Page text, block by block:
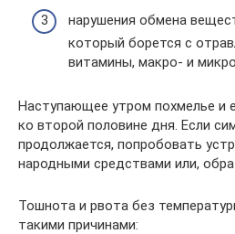
нарушения обмена
который борется с
витамины, макро- и
Наступающее утром похмелье и
ко второй половине дня. Если
продолжается, попробовать
народными средствами или,
Тошнота и рвота без
такими причинами: